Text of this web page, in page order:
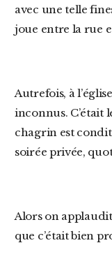
avec une telle
joue entre la rue
Autrefois, à l’église, on enterrait les riches, les pauvres, les têtes connues et les parfaits
inconnus. C’était
chagrin est
soirée privée,
Alors on applaudit le cercueil, à la sortie, comme on salue la fin d’un prime. Peut-être parce
que c’était bien